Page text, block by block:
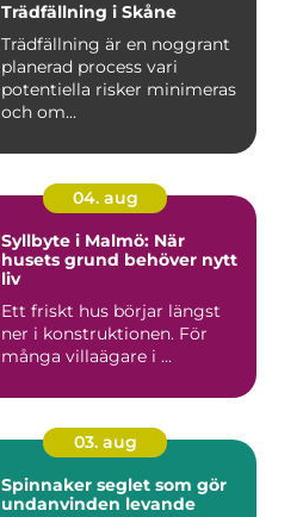
Trädfällning i Skåne
Trädfällning är en noggrant
planerad process vari
potentiella risker minimeras
och om...
04. aug
Syllbyte i Malmö: När
husets grund behöver nytt
liv
Ett friskt hus börjar längst
ner i konstruktionen. För
många villaägare i ...
03. aug
Spinnaker seglet som gör
undanvinden levande